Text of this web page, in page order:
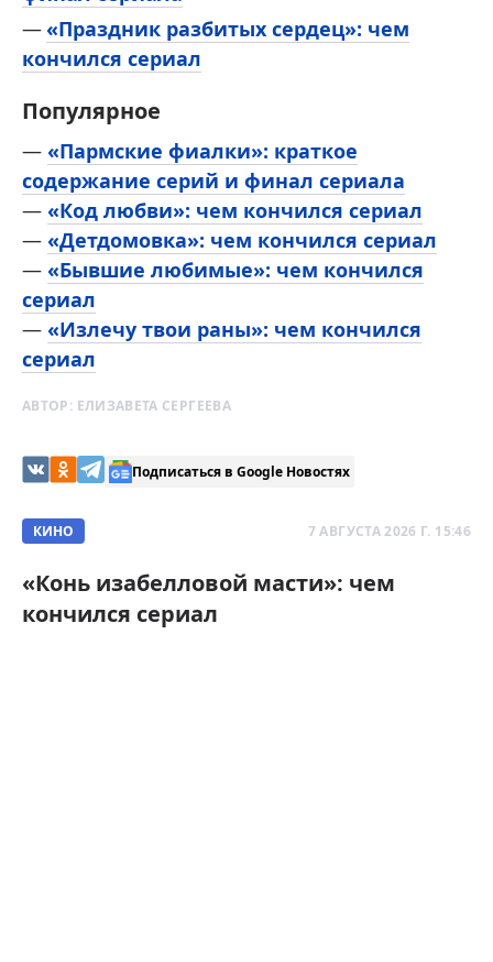
«Праздник разбитых сердец»: чем
кончился сериал
Популярное
— «Пармские фиалки»: краткое
содержание серий и финал сериала
— «Код любви»: чем кончился сериал
— «Детдомовка»: чем кончился сериал
— «Бывшие любимые»: чем кончился
сериал
— «Излечу твои раны»: чем кончился
сериал
АВТОР: ЕЛИЗАВЕТА СЕРГЕЕВА
Подписаться в Google Новостях
КИНО 7 АВГУСТА 2026 Г. 15:46
«Конь изабелловой масти»: чем
кончился сериал